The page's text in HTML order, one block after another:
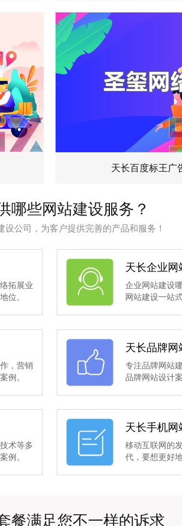
天长百度标王广
哪些网站建设服务？
设公司，为客户提供完善的产品和服务！
拓展业
位。
天长企业网
企业网站建设
网站建设一站
，营销
例。
天长品牌网
专注品牌网站
品牌网站设计
术等多
例。
天长手机网
移动互联网的
代，要想更好
餐满足您不一样的诉求